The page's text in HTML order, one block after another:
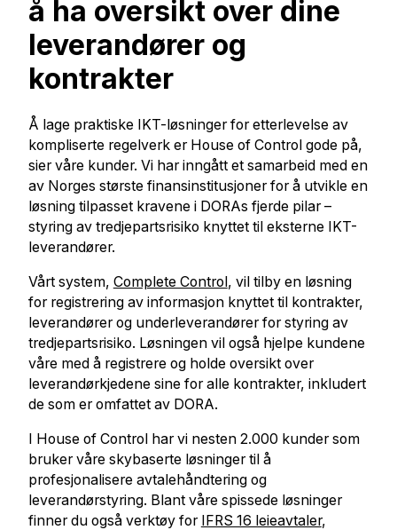
å ha oversikt over dine
leverandører og
kontrakter
Å lage praktiske IKT-løsninger for etterlevelse av
kompliserte regelverk er House of Control gode på,
sier våre kunder. Vi har inngått et samarbeid med en
av Norges største finansinstitusjoner for å utvikle en
løsning tilpasset kravene i DORAs fjerde pilar –
styring av tredjepartsrisiko knyttet til eksterne IKT-
leverandører.
Vårt system, Complete Control, vil tilby en løsning
for registrering av informasjon knyttet til kontrakter,
leverandører og underleverandører for styring av
tredjepartsrisiko. Løsningen vil også hjelpe kundene
våre med å registrere og holde oversikt over
leverandørkjedene sine for alle kontrakter, inkludert
de som er omfattet av DORA.
I House of Control har vi nesten 2.000 kunder som
bruker våre skybaserte løsninger til å
profesjonalisere avtalehåndtering og
leverandørstyring. Blant våre spissede løsninger
finner du også verktøy for IFRS 16 leieavtaler,